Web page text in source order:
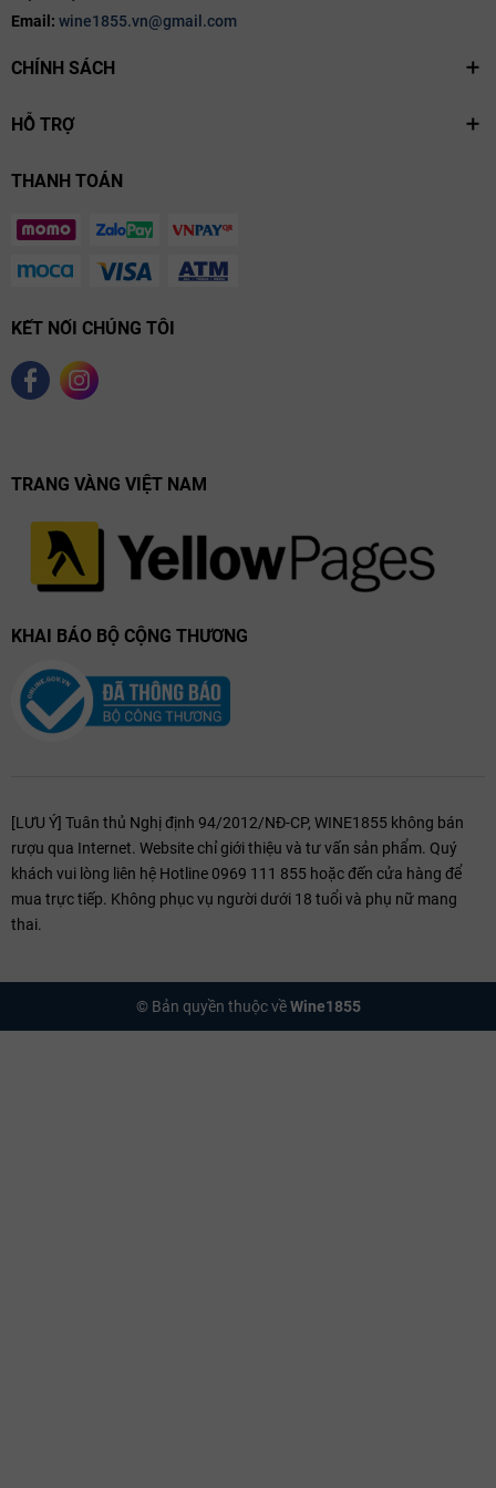
Email: wine1855.vn@gmail.com
CHÍNH SÁCH
HỖ TRỢ
THANH TOÁN
KẾT NỐI CHÚNG TÔI
TRANG VÀNG VIỆT NAM
KHAI BÁO BỘ CỘNG THƯƠNG
[LƯU Ý] Tuân thủ Nghị định 94/2012/NĐ-CP, WINE1855 không bán
rượu qua Internet. Website chỉ giới thiệu và tư vấn sản phẩm. Quý
khách vui lòng liên hệ Hotline 0969 111 855 hoặc đến cửa hàng để
mua trực tiếp. Không phục vụ người dưới 18 tuổi và phụ nữ mang
thai.
© Bản quyền thuộc vềWine1855